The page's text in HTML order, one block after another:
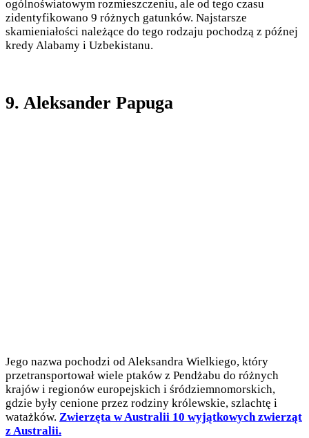
ogólnoświatowym rozmieszczeniu, ale od tego czasu
zidentyfikowano 9 różnych gatunków. Najstarsze
skamieniałości należące do tego rodzaju pochodzą z późnej
kredy Alabamy i Uzbekistanu.
9. Aleksander Papuga
Jego nazwa pochodzi od Aleksandra Wielkiego, który
przetransportował wiele ptaków z Pendżabu do różnych
krajów i regionów europejskich i śródziemnomorskich,
gdzie były cenione przez rodziny królewskie, szlachtę i
watażków. Zwierzęta w Australii 10 wyjątkowych zwierząt
z Australii.